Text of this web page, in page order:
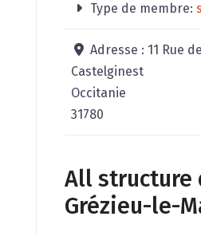
Type de membre:
Adresse : 11 Rue
Castelginest
Occitanie
31780
All structure
Grézieu-le-